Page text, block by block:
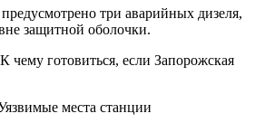
три аварийных дизеля,
защитной оболочки.
места станции